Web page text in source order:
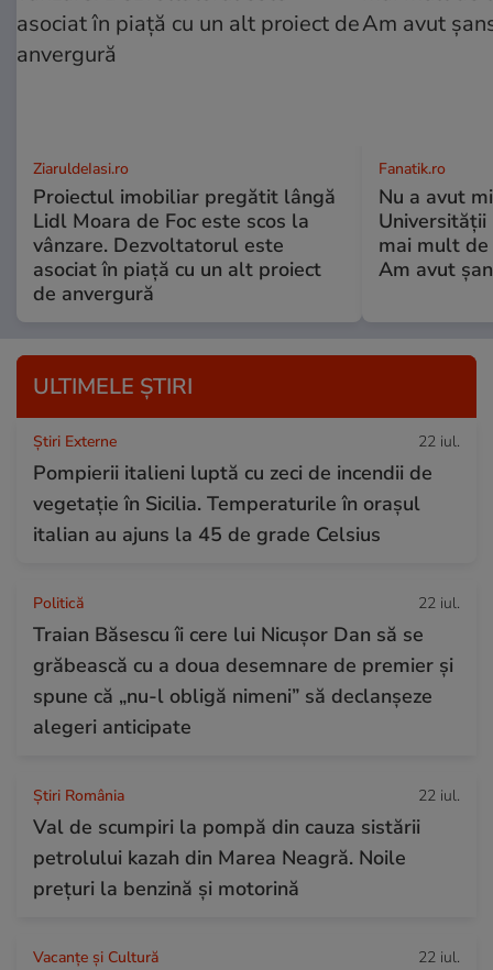
ZiaruldeIasi.ro
Proiectul imobiliar pregătit lângă
Lidl Moara de Foc este scos la
vânzare. Dezvoltatorul este
asociat în piață cu un alt proiect
de anvergură
Fanatik.ro
Nu a avut
Universității
mai mult
Am avut
ULTIMELE ȘTIRI
Știri Externe 22 iul.
Pompierii italieni luptă cu zeci de incendii de
vegetație în Sicilia. Temperaturile în orașul
italian au ajuns la 45 de grade Celsius
Politică 22 iul.
Traian Băsescu îi cere lui Nicușor Dan să se
grăbească cu a doua desemnare de premier și
spune că „nu-l obligă nimeni” să declanșeze
alegeri anticipate
Știri România 22 iul.
Val de scumpiri la pompă din cauza sistării
petrolului kazah din Marea Neagră. Noile
prețuri la benzină și motorină
Vacanțe și Cultură 22 iul.